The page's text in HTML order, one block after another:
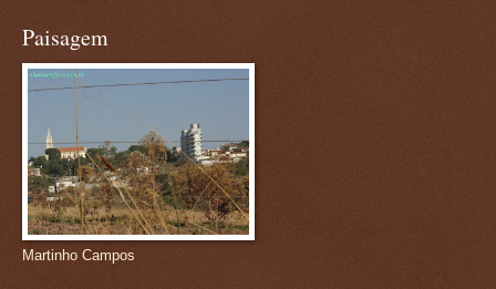
Paisagem
Martinho Campos